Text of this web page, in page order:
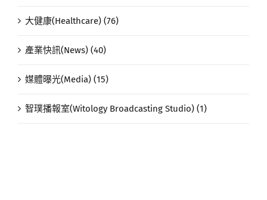
大健康(Healthcare) (76)
產業快訊(News) (40)
媒體曝光(Media) (15)
智璞播報室(Witology Broadcasting Studio) (1)